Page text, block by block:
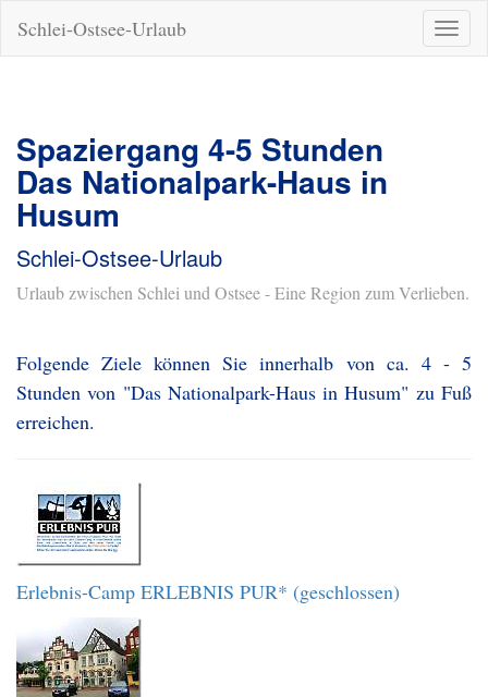
ein-/
Schlei-Ostsee-Urlaub
Spaziergang 4-5 Stunden
Das Nationalpark-Haus in
Husum
Schlei-Ostsee-Urlaub
Urlaub zwischen Schlei und Ostsee - Eine Region zum Verlieben.
Folgende Ziele können Sie innerhalb von ca. 4 - 5
Stunden von "Das Nationalpark-Haus in Husum" zu Fuß
erreichen.
Erlebnis-Camp ERLEBNIS PUR* (geschlossen)